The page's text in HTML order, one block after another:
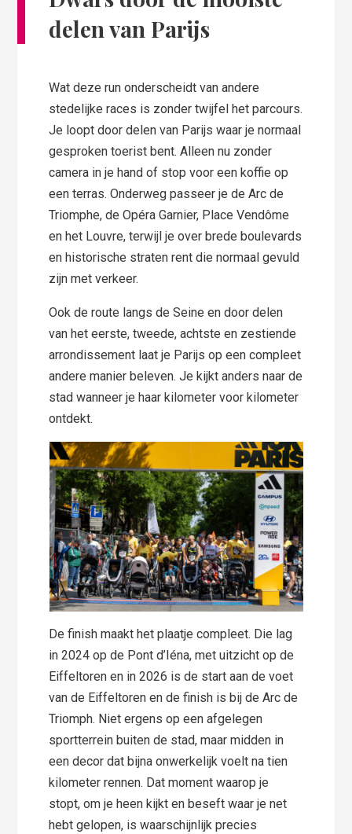
delen van Parijs
Wat deze run onderscheidt van andere
stedelijke races is zonder twijfel het parcours.
Je loopt door delen van Parijs waar je normaal
gesproken toerist bent. Alleen nu zonder
camera in je hand of stop voor een koffie op
een terras. Onderweg passeer je de Arc de
Triomphe, de Opéra Garnier, Place Vendôme
en het Louvre, terwijl je over brede boulevards
en historische straten rent die normaal gevuld
zijn met verkeer.
Ook de route langs de Seine en door delen
van het eerste, tweede, achtste en zestiende
arrondissement laat je Parijs op een compleet
andere manier beleven. Je kijkt anders naar de
stad wanneer je haar kilometer voor kilometer
ontdekt.
De finish maakt het plaatje compleet. Die lag
in 2024 op de Pont d’Iéna, met uitzicht op de
Eiffeltoren en in 2026 is de start aan de voet
van de Eiffeltoren en de finish is bij de Arc de
Triomph. Niet ergens op een afgelegen
sportterrein buiten de stad, maar midden in
een decor dat bijna onwerkelijk voelt na tien
kilometer rennen. Dat moment waarop je
stopt, om je heen kijkt en beseft waar je net
hebt gelopen, is waarschijnlijk precies